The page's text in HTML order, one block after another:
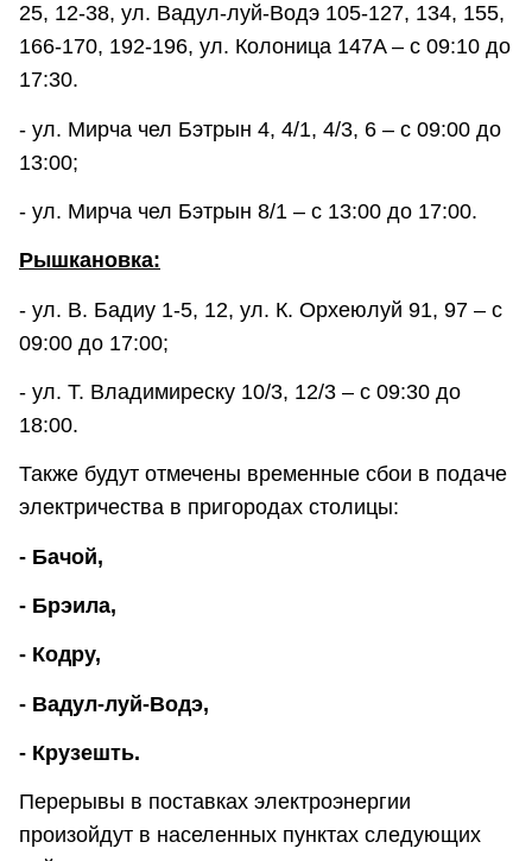
25, 12-38, ул. Вадул-луй-Водэ 105-127, 134, 155,
166-170, 192-196, ул. Колоница 147A – с 09:10 до
17:30.
- ул. Мирча чел Бэтрын 4, 4/1, 4/3, 6 – с 09:00 до
13:00;
- ул. Мирча чел Бэтрын 8/1 – с 13:00 до 17:00.
Рышкановка:
- ул. В. Бадиу 1-5, 12, ул. К. Орхеюлуй 91, 97 – с
09:00 до 17:00;
- ул. Т. Владимиреску 10/3, 12/3 – с 09:30 до
18:00.
Также будут отмечены временные сбои в подаче
электричества в пригородах столицы:
- Бачой,
- Брэила,
- Кодру,
- Вадул-луй-Водэ,
- Крузешть.
Перерывы в поставках электроэнергии
произойдут в населенных пунктах следующих